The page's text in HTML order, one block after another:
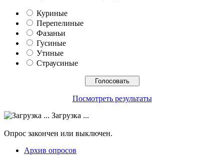
Куриные
Перепелиные
Фазаньи
Гусиные
Утиные
Страусиные
Посмотреть результаты
Загрузка ...
Опрос закончен или выключен.
Архив опросов